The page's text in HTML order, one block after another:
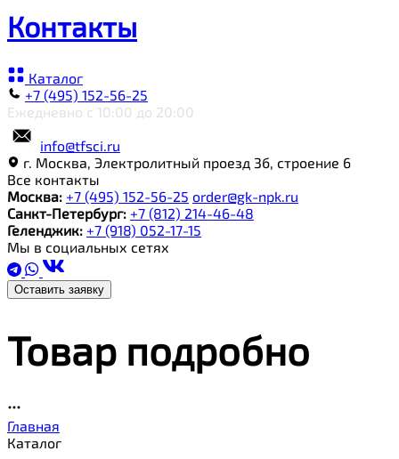
Контакты
Каталог
+7 (495) 152-56-25
Ежедневно с 10:00 до 20:00
info@tfsci.ru
г. Москва, Электролитный проезд 3б, строение 6
Все контакты
Москва: +7 (495) 152-56-25 order@gk-npk.ru
Санкт-Петербург: +7 (812) 214-46-48
Геленджик: +7 (918) 052-17-15
Мы в социальных сетях
Оставить заявку
Товар подробно
Главная
Каталог